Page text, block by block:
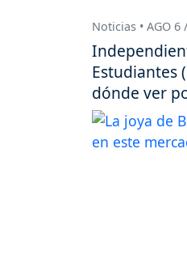
Noticias • AGO 6
Estudiantes
dónde ver